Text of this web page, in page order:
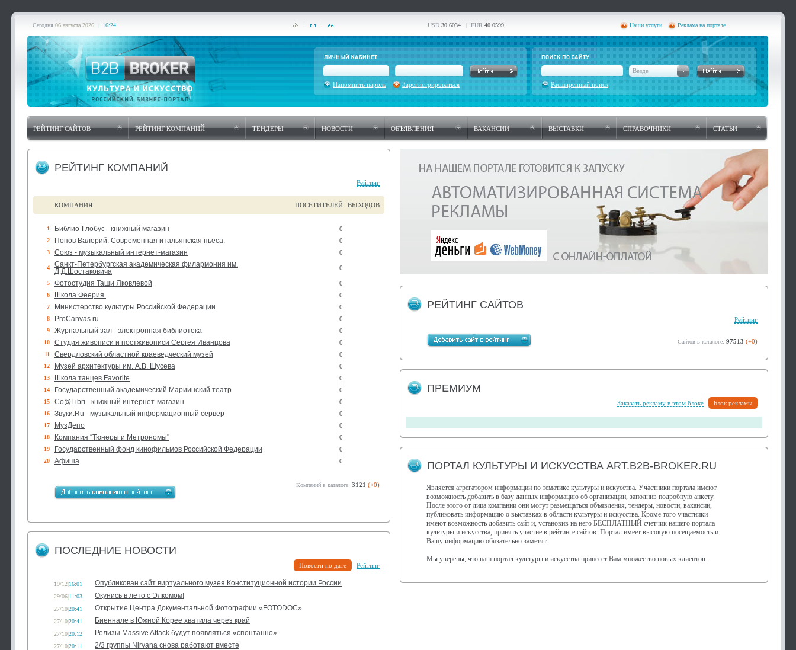
Сегодня 06 августа 2026 16:24 USD 30.6034 | EUR 40.0599 Наши услуги Реклама на портале
Напомнить пароль Зарегистрироваться
Везде
Расширенный поиск
РЕЙТИНГ САЙТОВ РЕЙТИНГ КОМПАНИЙ ТЕНДЕРЫ НОВОСТИ ОБЪЯВЛЕНИЯ ВАКАНСИИ ВЫСТАВКИ СПРАВОЧНИКИ СТАТЬИ
РЕЙТИНГ КОМПАНИЙ
Рейтинг
КОМПАНИЯ ПОСЕТИТЕЛЕЙ ВЫХОДОВ
1 Библио-Глобус - книжный магазин 0
2 Попов Валерий. Современная итальянская пьеса. 0
3 Союз - музыкальный интернет-магазин 0
4
Санкт-Петербургская академическая филармония им.
Д.Д.Шостаковича
0
5 Фотостудия Таши Яковлевой 0
6 Школа Феерия. 0
7 Министерство культуры Российской Федерации 0
8 ProCanvas.ru 0
9 Журнальный зал - электронная библиотека 0
10 Студия живописи и постживописи Сергея Иванцова 0
11 Свердловский областной краеведческий музей 0
12 Музей архитектуры им. А.В. Щусева 0
13 Школа танцев Favorite 0
14 Государственный академический Мариинский театр 0
15 Co@Libri - книжный интернет-магазин 0
16 Звуки.Ru - музыкальный информационный сервер 0
17 МузДепо 0
18 Компания “Тюнеры и Метрономы" 0
19 Государственный фонд кинофильмов Российской Федерации 0
20 Афиша 0
Компаний в каталоге: 3121 (+0)
ПОСЛЕДНИЕ НОВОСТИ
Новости по дате Рейтинг
19/12|16:01 Опубликован сайт виртуального музея Конституционной истории России
29/06|11:03 Окунись в лето с Элкомом!
27/10|20:41 Открытие Центра Документальной Фотографии «FOTODOC»
27/10|20:41 Биеннале в Южной Корее хватила через край
27/10|20:12 Релизы Massive Attack будут появляться «спонтанно»
27/10|20:11 2/3 группы Nirvana снова работают вместе
РЕЙТИНГ САЙТОВ
Рейтинг
Сайтов в каталоге: 97513 (+0)
ПРЕМИУМ
Заказать рекламу в этом блоке Блок рекламы
ПОРТАЛ КУЛЬТУРЫ И ИСКУССТВА ART.B2B-BROKER.RU
Является агрегатором информации по тематике культуры и искусства. Участники портала имеют
возможность добавить в базу данных информацию об организации, заполнив подробную анкету.
После этого от лица компании они могут размещаться объявления, тендеры, новости, вакансии,
публиковать информацию о выставках в области культуры и искусства. Кроме того участники
имеют возможность добавить сайт и, установив на него БЕСПЛАТНЫЙ счетчик нашего портала
культуры и искусства, принять участие в рейтинге сайтов. Портал имеет высокую посещаемость и
Вашу информацию обязательно заметят.
Мы уверены, что наш портал культуры и искусства принесет Вам множество новых клиентов.